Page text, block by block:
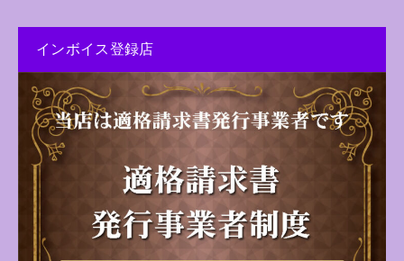
インボイス登録店